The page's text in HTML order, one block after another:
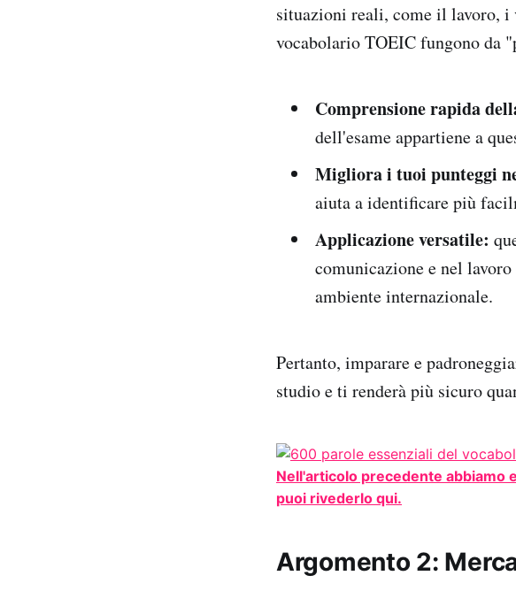
situazioni reali, come il lavoro,
vocabolario TOEIC fungono da
Comprensione rapida
dell'esame appartiene a
Migliora i tuoi punteggi
aiuta a identificare più
Applicazione versatile:
comunicazione e nel
ambiente internazionale.
Pertanto, imparare e
studio e ti renderà più sicuro
Nell'articolo precedente abbiamo
puoi rivederlo qui.
Argomento 2: